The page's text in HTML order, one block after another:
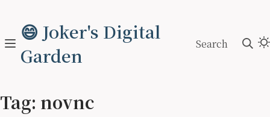
😄 Joker's Digital
Garden
Search
Tag: novnc